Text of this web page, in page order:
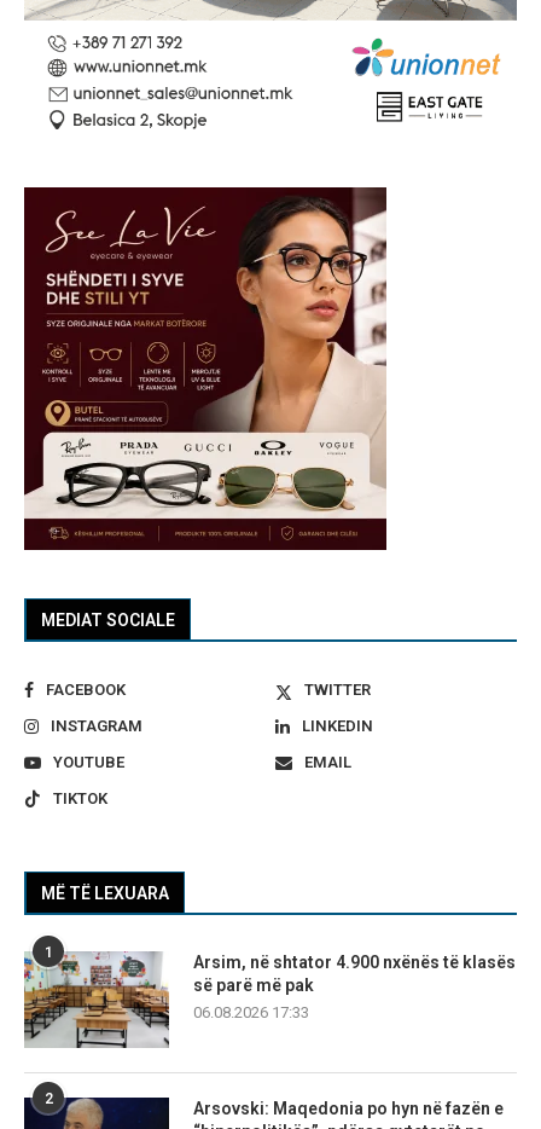
MEDIAT SOCIALE
FACEBOOK
TWITTER
INSTAGRAM
LINKEDIN
YOUTUBE
EMAIL
TIKTOK
MË TË LEXUARA
1
Arsim, në shtator 4.900 nxënës të klasës
së parë më pak
06.08.2026 17:33
2
Arsovski: Maqedonia po hyn në fazën e